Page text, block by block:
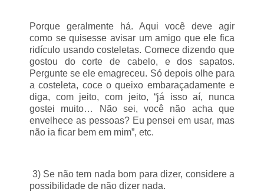
Porque geralmente há. Aqui você deve agir
como se quisesse avisar um amigo que ele fica
ridículo usando costeletas. Comece dizendo que
gostou do corte de cabelo, e dos sapatos.
Pergunte se ele emagreceu. Só depois olhe para
a costeleta, coce o queixo embaraçadamente e
diga, com jeito, com jeito, “já isso aí, nunca
gostei muito… Não sei, você não acha que
envelhece as pessoas? Eu pensei em usar, mas
não ia ficar bem em mim”, etc.
3) Se não tem nada bom para dizer, considere a
possibilidade de não dizer nada.